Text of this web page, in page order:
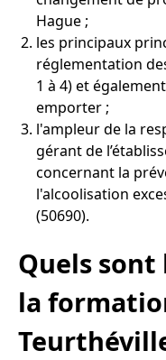
Hague ;
les principaux
réglementation
1 à 4) et
emporter ;
l'ampleur de la
gérant de
concernant la
l'alcoolisation
(50690).
Quels sont
la